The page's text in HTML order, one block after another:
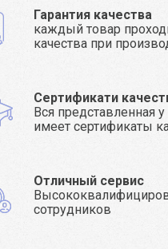
Гарантия качества
каждый товар
качества при
Сертификати
Вся представленная
имеет сертификаты
Отличный сервис
сотрудников